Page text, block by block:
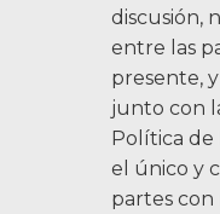
discusión,
entre las
presente,
junto con
Política de
el único y
partes con